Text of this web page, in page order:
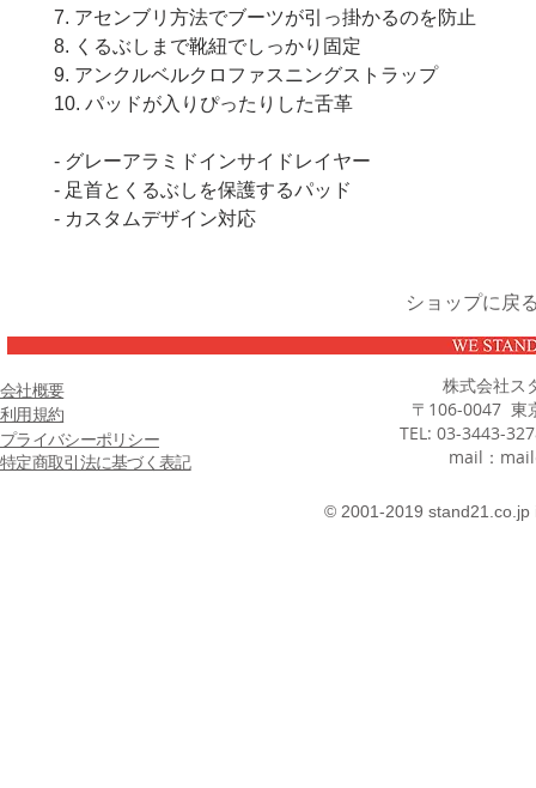
7. アセンブリ方法でブーツが引っ掛かるのを防止
8. くるぶしまで靴紐でしっかり固定
9. アンクルベルクロファスニングストラップ
10. パッドが入りぴったりした舌革
- グレーアラミドインサイドレイヤー
- 足首とくるぶしを保護するパッド
- カスタムデザイン対応
ショップに戻
会社概要
利用規約
プライバシーポリシー
特定商取引法に基づく表記
株式会社ス
〒106-0047 東
TEL: 03-3443-
mail：
© 2001-2019 stand21.co.jp